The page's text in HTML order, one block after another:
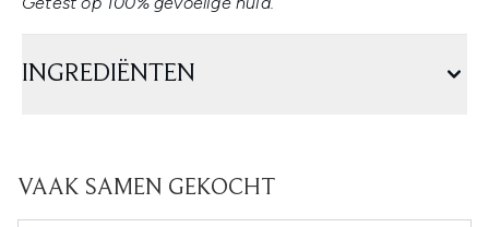
INGREDIËNTEN
VAAK SAMEN GEKOCHT